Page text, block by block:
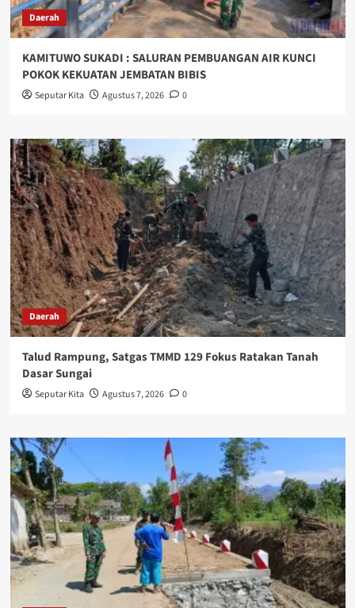
Daerah
KAMITUWO SUKADI : SALURAN PEMBUANGAN AIR KUNCI
POKOK KEKUATAN JEMBATAN BIBIS
Seputar Kita Agustus 7, 2026 0
Daerah
Talud Rampung, Satgas TMMD 129 Fokus Ratakan Tanah
Dasar Sungai
Seputar Kita Agustus 7, 2026 0